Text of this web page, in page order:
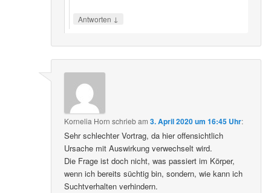
Antworten ↓
Kornelia Horn schriebam3. April 2020 um 16:45 Uhr:
Sehr schlechter Vortrag, da hier offensichtlich
Ursache mit Auswirkung verwechselt wird.
Die Frage ist doch nicht, was passiert im Körper,
wenn ich bereits süchtig bin, sondern, wie kann ich
Suchtverhalten verhindern.